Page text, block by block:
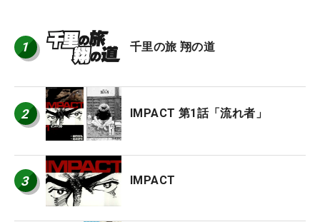
1 千里の旅 翔の道
2 IMPACT 第1話「流れ者」
3 IMPACT